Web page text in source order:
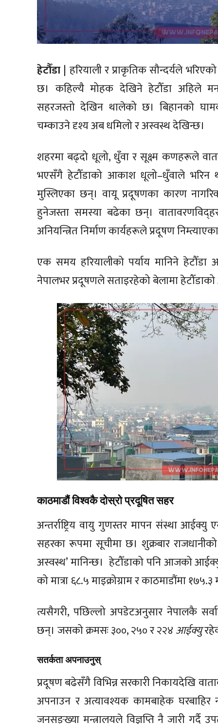
हेटौँडा | हरियाली र प्राकृतिक सौन्दर्यले
छ। कहिल्यै मोहक देखिने हेटौँडा अहिले
सहरजस्तो देखिन थालेको छ। बिहानको
चम्काउने दृश्य अब धमिलो र अस्वस्थ देखिन्छ।
शहरमा बढ्दो धूलो, धुँवा र सूक्ष्म कणहरूले
भएसँगै हेटौँडाको आकाश धूलो–धुँवाले
मुस्लिएका छन्। वायू प्रदूषणका कारण
हुनेजस्ता समस्या बढेका छन्।
अनियन्त्रित निर्माण कार्यहरूले प्रदूषण
एक समय हरियालीको पर्याय मानिने
नेपालभर प्रदूषणले सताइरहेको बेलामा
काठमाडौं विश्वकै दोस्रो प्रदूषित सहर
अन्तर्राष्ट्रिय वायु गुणस्तर मापन संस्था आईक्यु
सहरका रूपमा सूचीमा छ। शुक्रबार
अस्वस्थ’ मानिन्छ। हेटौँडाको पनि आजको
को मात्रा ६८.५ माइक्रोग्राम र काठमाडौंमा
त्यसैगरी, पछिल्लो अपडेटअनुसार नेपालकै
छन्। जसको क्रमसः ३००, २५० र २२४आईक्यु
सतर्कता अपनाउनुस्
प्रदूषण बढेसँगै विभिन्न सरकारी निकायदेखि
अपनाउन र अत्यावश्यक कामबाहेक घरबाहिर
जनसङ्ख्या मन्त्रालयले विज्ञप्ति नै जारी गर्दै